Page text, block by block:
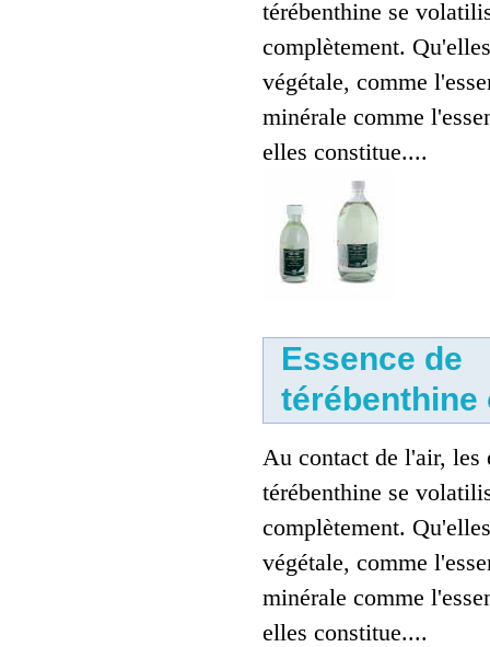
térébenthine se
complètement.
végétale, comme
minérale comme
elles constitue....
Essence de
térébenthine
Au contact de l'air, les
térébenthine se
complètement.
végétale, comme
minérale comme
elles constitue....